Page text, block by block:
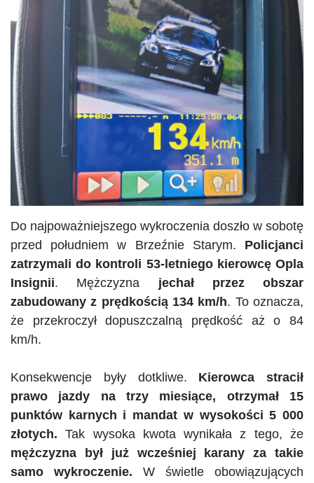
Do najpoważniejszego wykroczenia doszło w sobotę
przed południem w Brzeźnie Starym. Policjanci
zatrzymali do kontroli 53-letniego kierowcę Opla
Insignii. Mężczyzna jechał przez obszar
zabudowany z prędkością 134 km/h. To oznacza,
że przekroczył dopuszczalną prędkość aż o 84
km/h.
Konsekwencje były dotkliwe. Kierowca stracił
prawo jazdy na trzy miesiące, otrzymał 15
punktów karnych i mandat w wysokości 5 000
złotych. Tak wysoka kwota wynikała z tego, że
mężczyzna był już wcześniej karany za takie
samo wykroczenie. W świetle obowiązujących